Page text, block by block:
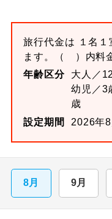
旅行代金は １名１
ます。
（ ）内料
年齢区分
大人／
幼児／3
歳
設定期間
2026年
8月 9月